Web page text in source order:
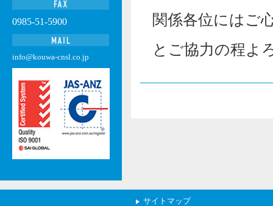
関係各位にはご
とご協力の程よ
0985-51-5900
info@kouwa-cnsl.co.jp
サイトマップ